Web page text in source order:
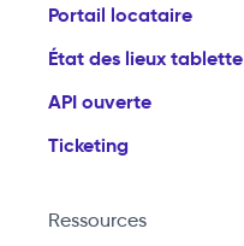
Portail locataire
État des lieux tablette
API ouverte
Ticketing
Ressources